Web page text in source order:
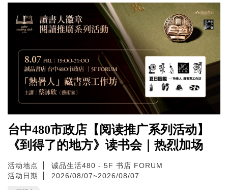
台中480市政店【阅读推广系列活动】
《到得了的地方》读书会｜热烈加场
活动地点
诚品生活480 - 5F 书店 FORUM
活动日期
2026/08/07~2026/08/07